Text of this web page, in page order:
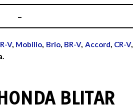
–
V, Mobilio, Brio, BR-V, Accord, CR-V,
BLITAR